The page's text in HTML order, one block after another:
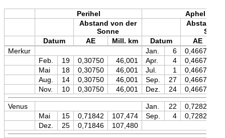
Perihel
Aphel
Abstand von der
Sonne
Abstand
Datum
AE Mill. km Datum AE
Merkur
Jan. 6 0,46670
Feb.
19 0,30750 46,001 Apr. 4 0,46670
Mai
18 0,30750 46,001 Jul. 1 0,46670
Aug.
14 0,30750 46,001 Sep. 27 0,46670
Nov.
10 0,30750 46,001 Dez. 24 0,46670
Venus Jan. 22 0,72824
Mai
15 0,71842 107,474 Sep. 4 0,72823
Dez.
25 0,71846 107,480